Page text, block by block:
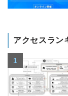
アクセスラン